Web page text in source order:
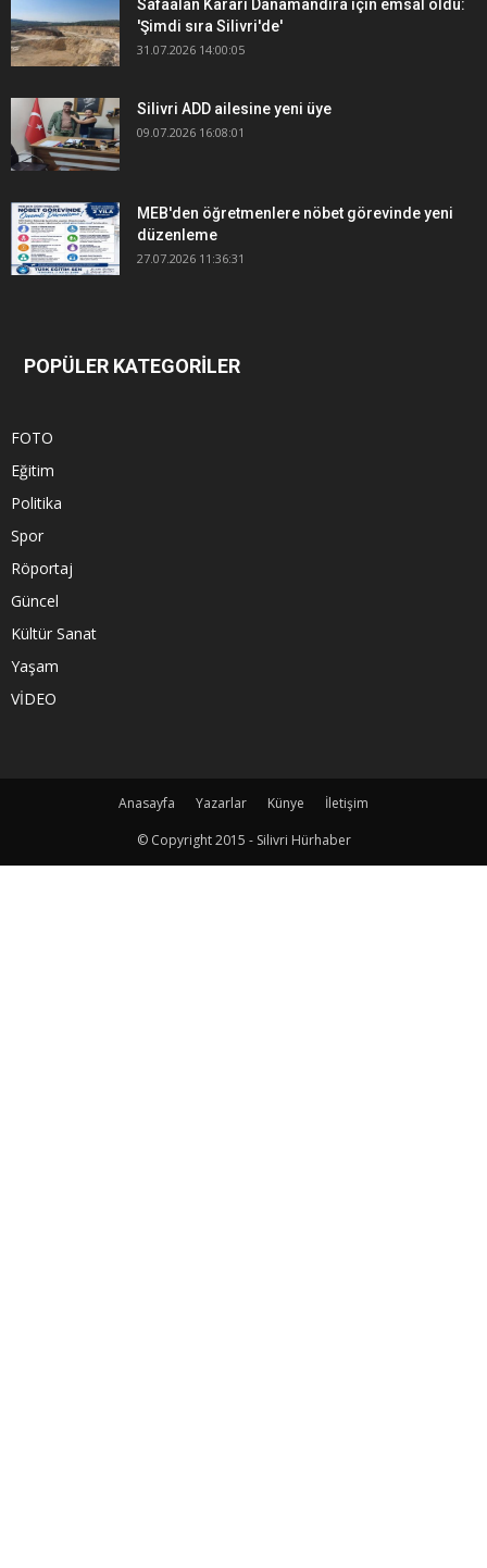
Safaalan Kararı Danamandıra için emsal oldu:
'Şimdi sıra Silivri'de'
31.07.2026 14:00:05
Silivri ADD ailesine yeni üye
09.07.2026 16:08:01
MEB'den öğretmenlere nöbet görevinde yeni
düzenleme
27.07.2026 11:36:31
POPÜLER KATEGORİLER
FOTO
Eğitim
Politika
Spor
Röportaj
Güncel
Kültür Sanat
Yaşam
VİDEO
Anasayfa Yazarlar Künye
İletişim
© Copyright 2015 - Silivri Hürhaber